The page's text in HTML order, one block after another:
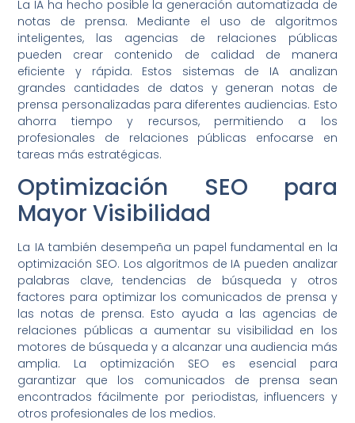
La IA ha hecho posible la generación automatizada de
notas de prensa. Mediante el uso de algoritmos
inteligentes, las agencias de relaciones públicas
pueden crear contenido de calidad de manera
eficiente y rápida. Estos sistemas de IA analizan
grandes cantidades de datos y generan notas de
prensa personalizadas para diferentes audiencias. Esto
ahorra tiempo y recursos, permitiendo a los
profesionales de relaciones públicas enfocarse en
tareas más estratégicas.
Optimización SEO para
Mayor Visibilidad
La IA también desempeña un papel fundamental en la
optimización SEO. Los algoritmos de IA pueden analizar
palabras clave, tendencias de búsqueda y otros
factores para optimizar los comunicados de prensa y
las notas de prensa. Esto ayuda a las agencias de
relaciones públicas a aumentar su visibilidad en los
motores de búsqueda y a alcanzar una audiencia más
amplia. La optimización SEO es esencial para
garantizar que los comunicados de prensa sean
encontrados fácilmente por periodistas, influencers y
otros profesionales de los medios.